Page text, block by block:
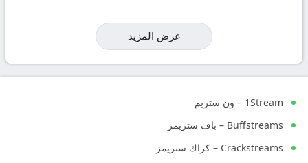
عرض المزيد
1Stream – ون ستريم
Buffstreams – باف ستريمز
Crackstreams – كراك ستريمز